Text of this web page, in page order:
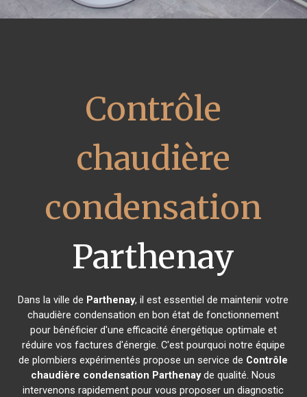
Contrôle
chaudière
condensation
Parthenay
Dans la ville de Parthenay, il est essentiel de maintenir votre
chaudière condensation en bon état de fonctionnement
pour bénéficier d'une efficacité énergétique optimale et
réduire vos factures d'énergie. C'est pourquoi notre équipe
de plombiers expérimentés propose un service de Contrôle
chaudière condensation Parthenayde qualité. Nous
intervenons rapidement pour vous proposer un diagnostic